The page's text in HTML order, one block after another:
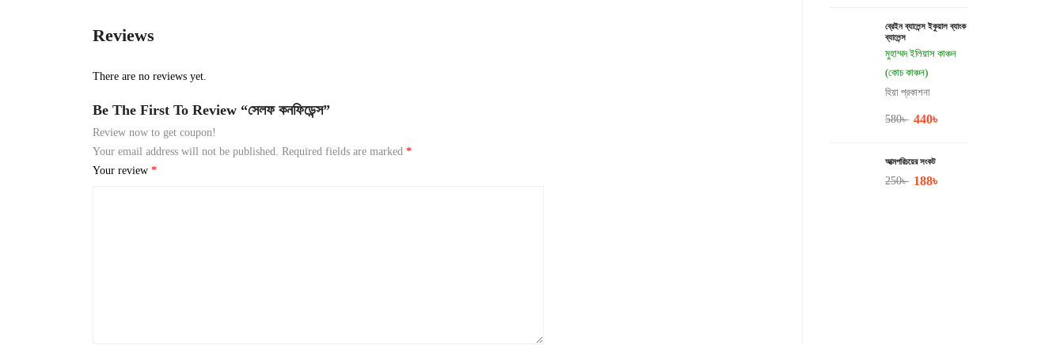
ব্রেইন ব্যালেন্স ইকুয়াল ব্যাংক
ব্যালেন্স
মুহাম্মদ ইলিয়াস কাঞ্চন
(কোচ কাঞ্চন)
হিয়া প্রকাশনা
580৳ 440৳
আত্মপরিচয়ের সংকট
250৳ 188৳
Reviews
There are no reviews yet.
Be The First To Review “সেলফ কনফিডেন্স”
Review now to get coupon!
Your email address will not be published.
Required fields are marked*
Your review*